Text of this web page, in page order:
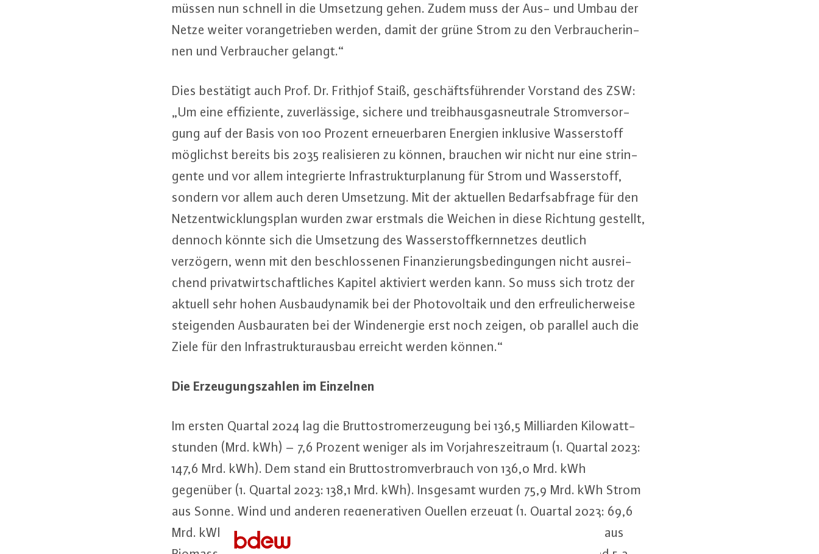
müssen nun schnell in die Umsetzung gehen. Zudem muss der Aus- und Umbau der
Netze weiter vor­an­ge­trie­ben werden, damit der grüne Strom zu den Ver­brau­che­rin­
nen und Ver­brau­cher gelangt.“
Dies bestätigt auch Prof. Dr. Frithjof Staiß, ge­schäfts­füh­ren­der Vorstand des ZSW:
„Um eine ef­fi­zi­en­te, zu­ver­läs­si­ge, sichere und treib­haus­gas­neu­tra­le Strom­ver­sor­
gung auf der Basis von 100 Prozent er­neu­er­ba­ren Energien inklusive Was­ser­stoff
möglichst bereits bis 2035 rea­li­sie­ren zu können, brauchen wir nicht nur eine strin­
gen­te und vor allem in­te­grier­te In­fra­struk­tur­pla­nung für Strom und Was­ser­stoff,
sondern vor allem auch deren Umsetzung. Mit der aktuellen Be­darfs­ab­fra­ge für den
Netz­ent­wick­lungs­plan wurden zwar erstmals die Weichen in diese Richtung gestellt,
dennoch könnte sich die Umsetzung des Was­ser­stoff­kern­net­zes deutlich
verzögern, wenn mit den be­schlos­se­nen Fi­nan­zie­rungs­be­din­gun­gen nicht aus­rei­
chend pri­vat­wirt­schaft­li­ches Kapitel aktiviert werden kann. So muss sich trotz der
aktuell sehr hohen Aus­bau­dy­na­mik bei der Pho­to­vol­ta­ik und den er­freu­li­cher­wei­se
stei­gen­den Aus­bau­ra­ten bei der Wind­ener­gie erst noch zeigen, ob parallel auch die
Ziele für den In­fra­struk­tur­aus­bau erreicht werden können.“
Die Er­zeu­gungs­zah­len im Einzelnen
Im ersten Quartal 2024 lag die Brut­to­strom­er­zeu­gung bei 136,5 Mil­li­ar­den Ki­lo­watt­
stun­den (Mrd. kWh) – 7,6 Prozent weniger als im Vor­jah­res­zeit­raum (1. Quartal 2023:
147,6 Mrd. kWh). Dem stand ein Brut­to­strom­ver­brauch von 136,0 Mrd. kWh
gegenüber (1. Quartal 2023: 138,1 Mrd. kWh). Insgesamt wurden 75,9 Mrd. kWh Strom
aus Sonne, Wind und anderen re­ge­ne­ra­ti­ven Quellen erzeugt (1. Quartal 2023: 69,6
Mrd. kWh). Davon stammten 39,4 Mrd. kWh aus Wind an Land, 12,8 Mrd. kWh aus